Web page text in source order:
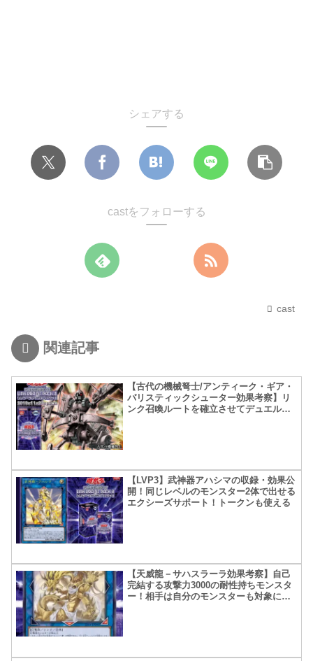
シェアする
castをフォローする
cast
関連記事
【古代の機械弩士/アンティーク・ギア・
バリスティックシューター効果考察】リ
ンク召喚ルートを確立させてデュエルエ
【LVP3】武神器アハシマの収録・効果公
開！同じレベルのモンスター2体で出せる
エクシーズサポート！トークンも使える
【天威龍－サハスラーラ効果考察】自己
完結する攻撃力3000の耐性持ちモンスタ
ー！相手は自分のモンスターも対象にと